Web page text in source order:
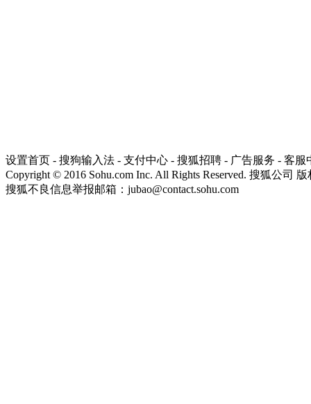
设置首页 - 搜狗输入法 - 支付中心 - 搜狐招聘 - 广告服务 - 客服
Copyright © 2016 Sohu.com Inc. All Rights Reserved. 搜狐公司 版
搜狐不良信息举报邮箱： jubao@contact.sohu.com